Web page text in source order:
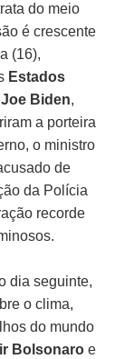
do meio
é crescente
(16),
Estados
Joe Biden,
a porteira
o ministro
de
da Polícia
recorde
dia seguinte,
o clima,
do mundo
Bolsonaro e